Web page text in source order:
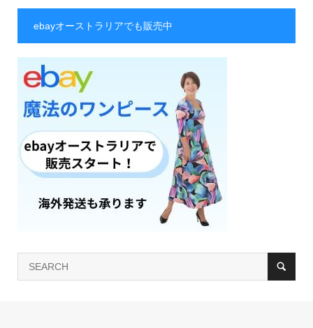
ebayオーストラリアでも販売中